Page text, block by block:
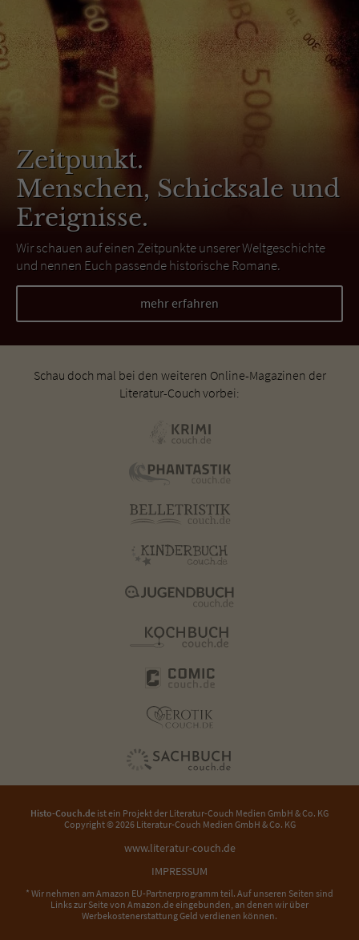
Zeitpunkt.
Menschen, Schicksale und
Ereignisse.
Wir schauen auf einen Zeitpunkte unserer Weltgeschichte
und nennen Euch passende historische Romane.
mehr erfahren
Schau doch mal bei den weiteren Online-Magazinen der
Literatur-Couch vorbei:
Histo-Couch.de ist ein Projekt der Literatur-Couch Medien GmbH & Co. KG
Copyright © 2026 Literatur-Couch Medien GmbH & Co. KG
www.literatur-couch.de
IMPRESSUM
* Wir nehmen am Amazon EU-Partnerprogramm teil. Auf unseren Seiten sind
Links zur Seite von Amazon.de eingebunden, an denen wir über
Werbekostenerstattung Geld verdienen können.